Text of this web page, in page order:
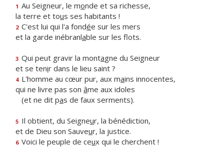
1 Au Seigneur, le monde et sa richesse,
la terre et tous ses habitants !
2 C'est lui qui l'a fondée sur les mers
et la garde inébranlable sur les flots.
3 Qui peut gravir la montagne du Seigneur
et se tenir dans le lieu saint ?
4 L'homme au cœur pur, aux mains innocentes,
qui ne livre pas son âme aux idoles
(et ne dit pas de faux serments).
5 Il obtient, du Seigneur, la bénédiction,
et de Dieu son Sauveur, la justice.
6 Voici le peuple de ceux qui le cherchent !